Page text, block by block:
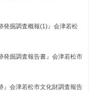
調査概報(1)』会津若松
調査報告書』会津若松市
津若松市文化財調査報告